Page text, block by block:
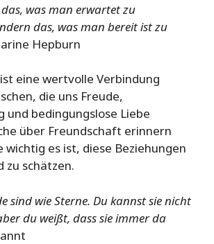
was man erwartet zu
das, was man bereit ist zu
Hepburn
eine wertvolle Verbindung
die uns Freude,
und bedingungslose Liebe
über Freundschaft erinnern
wichtig es ist, diese Beziehungen
zu schätzen.
sind wie Sterne. Du kannst sie nicht
du weißt, dass sie immer da